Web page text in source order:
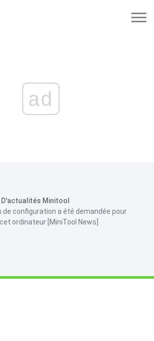
ad
Minitool
de configuration a été demandée pour
ordinateur [MiniTool News]